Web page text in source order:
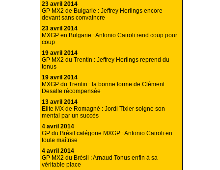
23 avril 2014
GP MX2 de Bulgarie : Jeffrey Herlings encore
devant sans convaincre
23 avril 2014
MXGP en Bulgarie : Antonio Cairoli rend coup pour
coup
19 avril 2014
GP MX2 du Trentin : Jeffrey Herlings reprend du
tonus
19 avril 2014
MXGP du Trentin : la bonne forme de Clément
Desalle récompensée
13 avril 2014
Elite MX de Romagné : Jordi Tixier soigne son
mental par un succès
4 avril 2014
GP du Brésil catégorie MXGP : Antonio Cairoli en
toute maîtrise
4 avril 2014
GP MX2 du Brésil : Arnaud Tonus enfin à sa
véritable place